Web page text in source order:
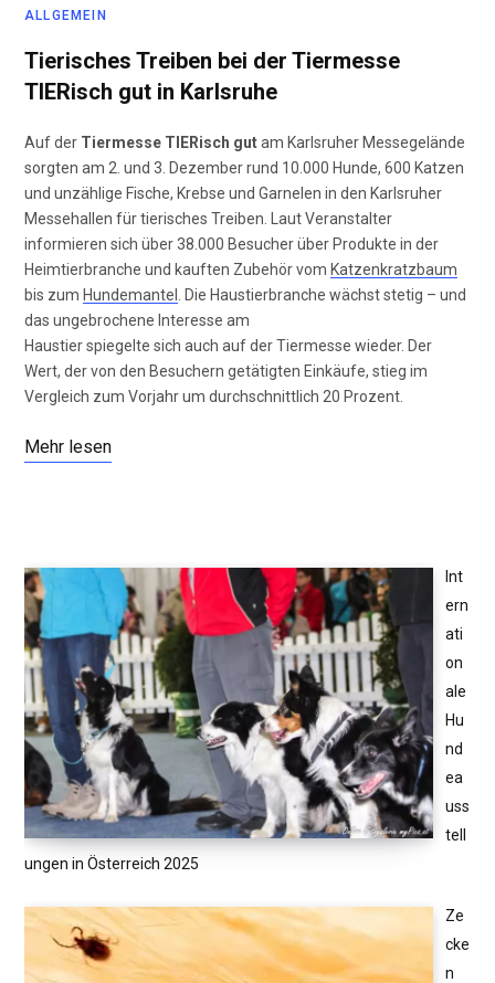
ALLGEMEIN
Tierisches Treiben bei der Tiermesse
TIERisch gut in Karlsruhe
Auf der Tiermesse TIERisch gutam Karlsruher Messegelände
sorgten am 2. und 3. Dezember rund 10.000 Hunde, 600 Katzen
und unzählige Fische, Krebse und Garnelen in den Karlsruher
Messehallen für tierisches Treiben. Laut Veranstalter
informieren sich über 38.000 Besucher über Produkte in der
Heimtierbranche und kauften Zubehör vom Katzenkratzbaum
bis zum Hundemantel . Die Haustierbranche wächst stetig – und
das ungebrochene Interesse am
Haustier spiegelte sich auch auf der Tiermesse wieder. Der
Wert, der von den Besuchern getätigten Einkäufe, stieg im
Vergleich zum Vorjahr um durchschnittlich 20 Prozent.
Mehr lesen
Int
ern
ati
on
ale
Hu
nd
ea
uss
tell
ungen in Österreich 2025
Ze
cke
n